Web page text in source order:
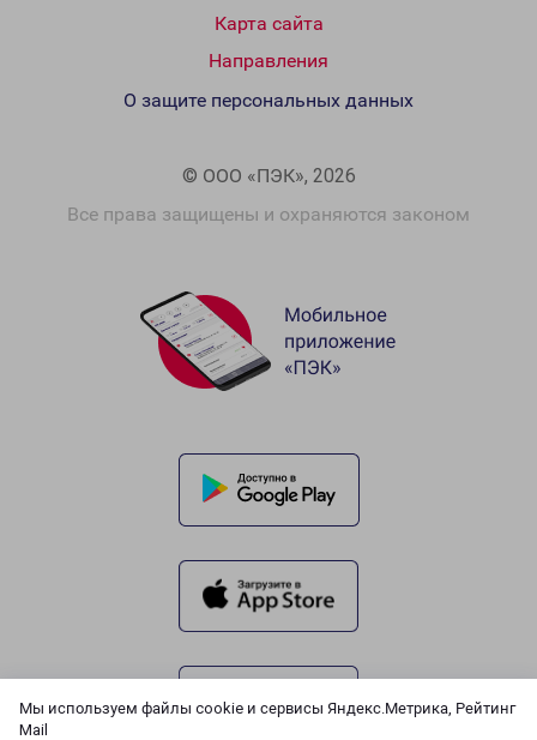
Мы используем файлы cookie и сервисы Яндекс.Метрика, Рейтинг
Mail
Карта сайта
Направления
© ООО «ПЭК», 2026
Все права защищены и охраняются законом
О защите персональных данных